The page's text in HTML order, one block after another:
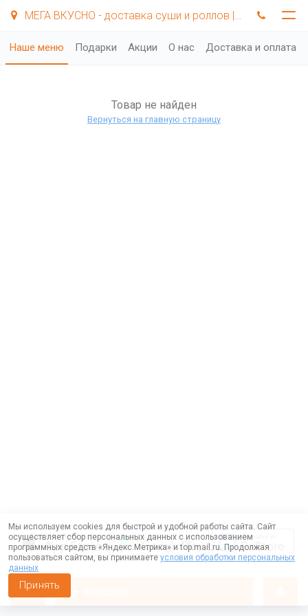
МЕГА ВКУСНО - доставка суши и роллов | Самара
Наше меню Подарки Акции О нас Доставка и оплата
Товар не найден
Вернуться на главную страницу
Мы используем cookies для быстрой и удобной работы сайта. Сайт
осуществляет сбор персональных данных с использованием
программных средств «Яндекс.Метрика» и top.mail.ru. Продолжая
пользоваться сайтом, вы принимаете условия обработки персональных
данных
Принять